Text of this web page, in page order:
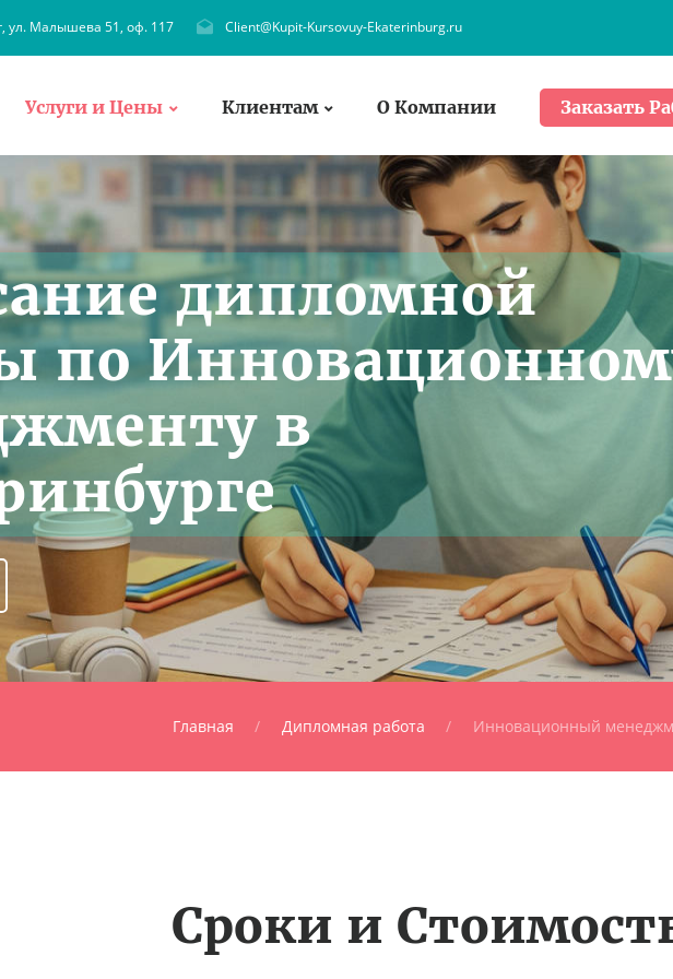
ул. Малышева 51, оф. 117 Client@Kupit-Kursovuy-Ekaterinburg.ru
Услуги и Цены Клиентам О Компании Заказать
дипломной
по
в
Главная Дипломная работа Инновационный
Сроки и